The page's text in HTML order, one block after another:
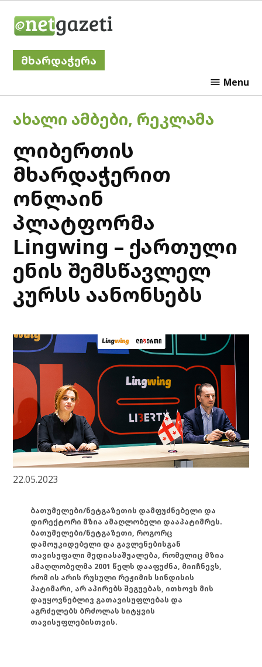
მხარდაჭერა
Menu
POSTED
ᲐᲮᲐᲚᲘ ᲐᲛᲑᲔᲑᲘ, ᲠᲔᲙᲚᲐᲛᲐ
ლიბერთის
მხარდაჭერით
ონლაინ
პლატფორმა
Lingwing – ქართული
ენის შემსწავლელ
კურსს აანონსებს
22.05.2023
ბათუმელები/ნეტგაზეთის დამფუძნებელი და
დირექტორი მზია ამაღლობელი დააპატიმრეს.
ბათუმელები/ნეტგაზეთი, როგორც
დამოუკიდებელი და გავლენებისგან
თავისუფალი მედიასაშუალება, რომელიც მზია
ამაღლობელმა 2001 წელს დააფუძნა, მიიჩნევს,
რომ ის არის რუსული რეჟიმის სინდისის
პატიმარი, არ აპირებს შეგუებას, ითხოვს მის
დაუყოვნებლივ გათავისუფლებას და
აგრძელებს ბრძოლას სიტყვის
თავისუფლებისთვის.